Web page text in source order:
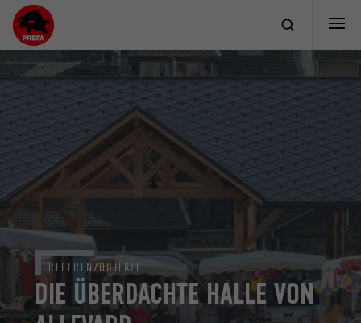
DIE ÜBERDACHTE HALLE VON
REFERENZOBJEKTE